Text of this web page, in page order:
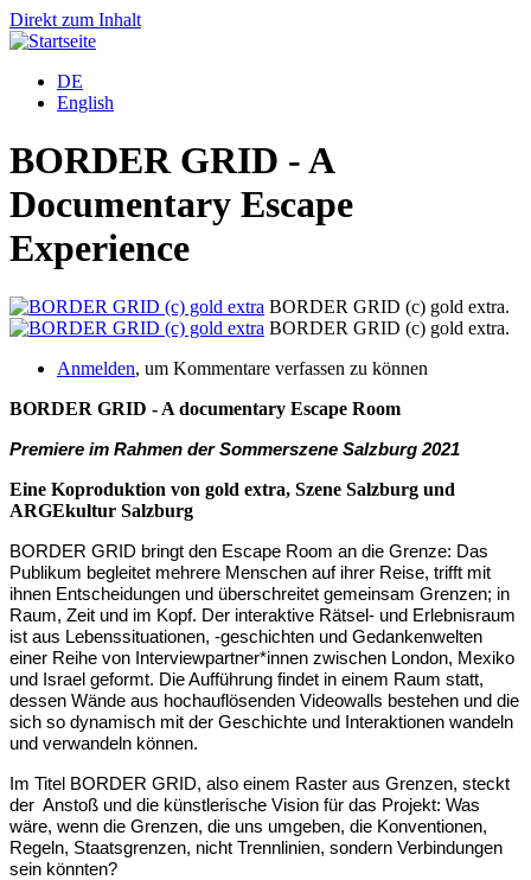
Direkt zum Inhalt
DE
English
BORDER GRID - A
Documentary Escape
Experience
BORDER GRID (c) gold extra.
BORDER GRID (c) gold extra.
Anmelden, um Kommentare verfassen zu können
BORDER GRID - A documentary Escape Room
Premiere im Rahmen der Sommerszene Salzburg 2021
Eine Koproduktion von gold extra, Szene Salzburg und
ARGEkultur Salzburg
BORDER GRID bringt den Escape Room an die Grenze: Das
Publikum begleitet mehrere Menschen auf ihrer Reise, trifft mit
ihnen Entscheidungen und überschreitet gemeinsam Grenzen; in
Raum, Zeit und im Kopf. Der interaktive Rätsel- und Erlebnisraum
ist aus Lebenssituationen, -geschichten und Gedankenwelten
einer Reihe von Interviewpartner*innen zwischen London, Mexiko
und Israel geformt. Die Aufführung findet in einem Raum statt,
dessen Wände aus hochauflösenden Videowalls bestehen und die
sich so dynamisch mit der Geschichte und Interaktionen wandeln
und verwandeln können.
Im Titel BORDER GRID, also einem Raster aus Grenzen, steckt
der Anstoß und die künstlerische Visi­on für das Projekt: Was
wäre, wenn die Grenzen, die uns umgeben, die Konventionen,
Regeln, Staatsgrenzen, nicht Trennlinien, sondern Verbin­dungen
sein könnten?